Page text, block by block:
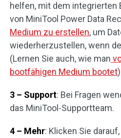
helfen, mit dem integrierten
von MiniTool Power Data
Medium zu erstellen, um
wiederherzustellen, wenn
(Lernen Sie auch, wie man
bootfähigen Medium bootet
3 – Support: Bei Fragen
das MiniTool-Supportteam.
4 – Mehr: Klicken Sie